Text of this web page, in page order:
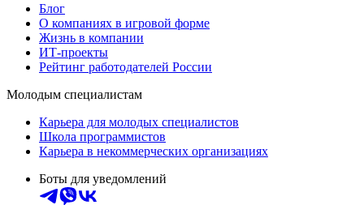
Блог
О компаниях в игровой форме
Жизнь в компании
ИТ-проекты
Рейтинг работодателей России
Молодым специалистам
Карьера для молодых специалистов
Школа программистов
Карьера в некоммерческих организациях
Боты для уведомлений